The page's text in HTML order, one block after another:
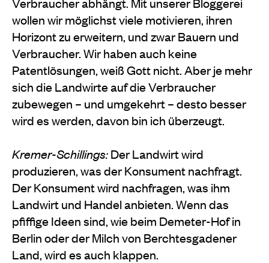
wollen wir mög­lichst viele motivieren, ihren
Horizont zu erweitern, und zwar Bauern und
Verbraucher. Wir haben auch keine
Patentlösungen, weiß Gott nicht. Aber je mehr
sich die Landwirte auf die Verbraucher
zubewegen – und umgekehrt – desto besser
wird es werden, davon bin ich überzeugt.
Kremer-Schillings:Der Landwirt wird
produzieren, was der Konsument nachfragt.
Der Konsument wird nachfragen, was ihm
Landwirt und Handel anbieten. Wenn das
pfiffige Ideen sind, wie beim Demeter-Hof in
Berlin oder der Milch von Berchtesgadener
Land, wird es auch klappen.